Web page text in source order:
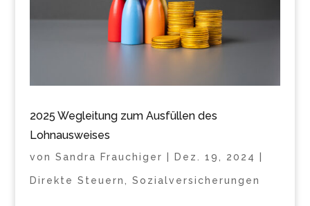
2025 Wegleitung zum Ausfüllen des
Lohnausweises
von Sandra Frauchiger Dez. 19, 2024
Direkte Steuern Sozialversicherungen